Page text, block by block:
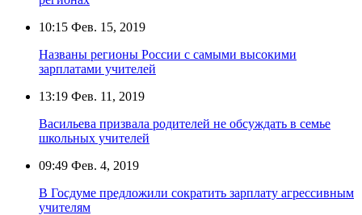
10:15 Фев. 15, 2019
Названы регионы России с самыми высокими
зарплатами учителей
13:19 Фев. 11, 2019
Васильева призвала родителей не обсуждать в семье
школьных учителей
09:49 Фев. 4, 2019
В Госдуме предложили сократить зарплату агрессивным
учителям